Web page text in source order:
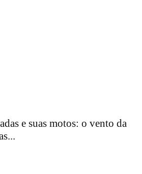
e suas motos: o vento da